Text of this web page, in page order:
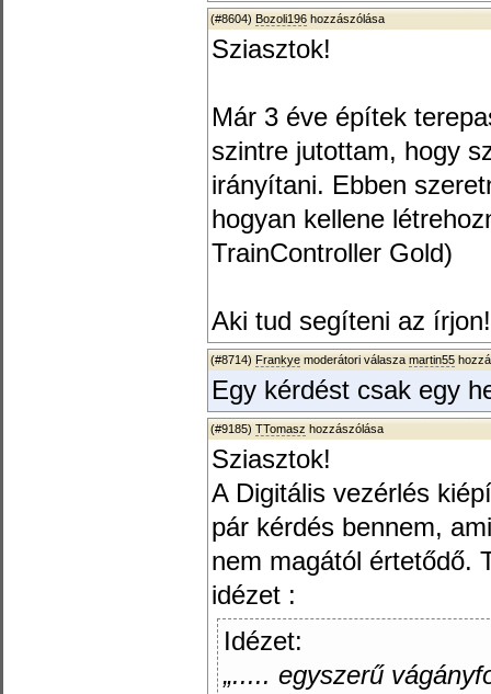
(#8604) Bozoli196 hozzászólása
Sziasztok!
Már 3 éve építek
szintre jutottam, hogy
irányítani. Ebben
hogyan kellene
TrainController Gold)
Aki tud segíteni az írjon!
(#8714) Frankye moderátori válasza martin55
Egy kérdést csak egy
(#9185) TTomasz hozzászólása
Sziasztok!
A Digitális vezérlés
pár kérdés bennem,
nem magától értetődő.
idézet :
Idézet:
„..... egyszerű